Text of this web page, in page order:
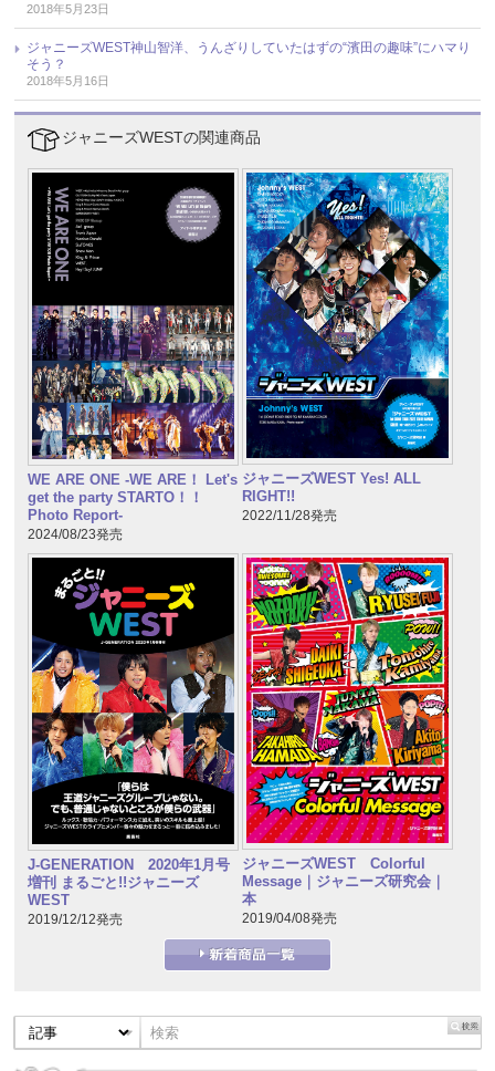
2018年5月23日
ジャニーズWEST神山智洋、うんざりしていたはずの“濱田の趣味”にハマり
そう？
2018年5月16日
ジャニーズWESTの関連商品
WE ARE ONE -WE ARE！ Let's
get the party STARTO！！
Photo Report-
2024/08/23発売
ジャニーズWEST Yes! ALL
RIGHT!!
2022/11/28発売
J-GENERATION 2020年1月号
増刊 まるごと!!ジャニーズ
WEST
2019/12/12発売
ジャニーズWEST Colorful
Message｜ジャニーズ研究会｜
本
2019/04/08発売